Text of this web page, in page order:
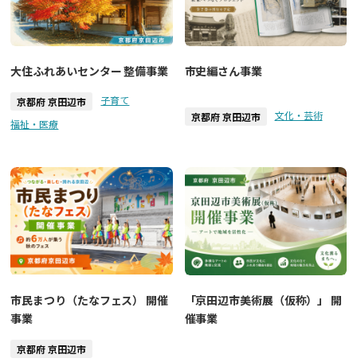
大住ふれあいセンター 整備事業
京都府 京田辺市
子育て
福祉・医療
市史編さん事業
京都府 京田辺市 文化・芸術
市民まつり（たなフェス） 開催
事業
京都府 京田辺市
「京田辺市美術展（仮称）」 開
催事業